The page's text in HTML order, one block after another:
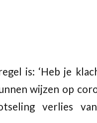
is: ‘Heb je
wijzen op
verlies